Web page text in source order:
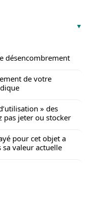
désencombrement
de votre
» des
pas jeter ou stocker
pour cet objet a
valeur actuelle